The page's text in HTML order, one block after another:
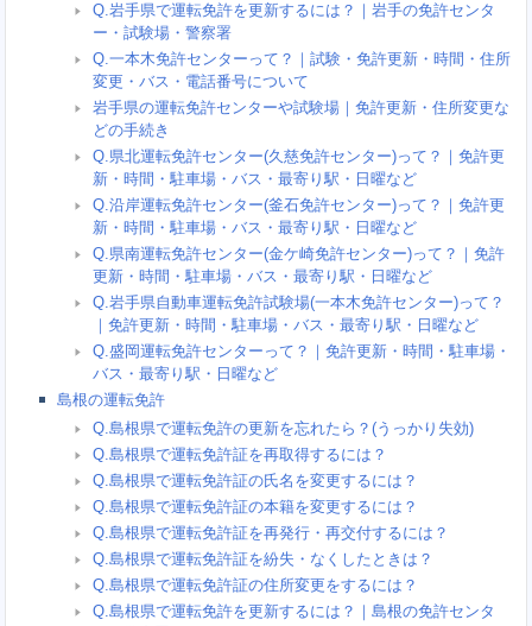
Q.岩手県で運転免許を更新するには？｜岩手の免許センタ
ー・試験場・警察署
Q.一本木免許センターって？｜試験・免許更新・時間・住所
変更・バス・電話番号について
岩手県の運転免許センターや試験場｜免許更新・住所変更な
どの手続き
Q.県北運転免許センター(久慈免許センター)って？｜免許更
新・時間・駐車場・バス・最寄り駅・日曜など
Q.沿岸運転免許センター(釜石免許センター)って？｜免許更
新・時間・駐車場・バス・最寄り駅・日曜など
Q.県南運転免許センター(金ケ崎免許センター)って？｜免許
更新・時間・駐車場・バス・最寄り駅・日曜など
Q.岩手県自動車運転免許試験場(一本木免許センター)って？
｜免許更新・時間・駐車場・バス・最寄り駅・日曜など
Q.盛岡運転免許センターって？｜免許更新・時間・駐車場・
バス・最寄り駅・日曜など
島根の運転免許
Q.島根県で運転免許の更新を忘れたら？(うっかり失効)
Q.島根県で運転免許証を再取得するには？
Q.島根県で運転免許証の氏名を変更するには？
Q.島根県で運転免許証の本籍を変更するには？
Q.島根県で運転免許証を再発行・再交付するには？
Q.島根県で運転免許証を紛失・なくしたときは？
Q.島根県で運転免許証の住所変更をするには？
Q.島根県で運転免許を更新するには？｜島根の免許センタ